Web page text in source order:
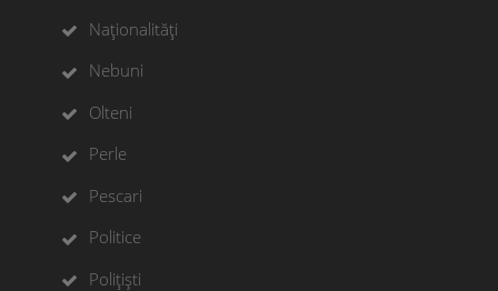
Naționalități
Nebuni
Olteni
Perle
Pescari
Politice
Polițiști